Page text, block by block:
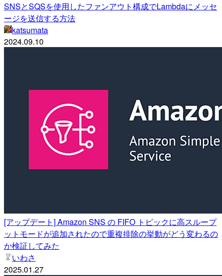
SNSとSQSを使用したファンアウト構成でLambdaにメッセ
ージを送信する方法
katsumata
2024.09.10
[アップデート] Amazon SNS の FIFO トピックに高スループ
ットモードが追加されたので重複排除の挙動がどう変わるの
か検証してみた
いわさ
2025.01.27